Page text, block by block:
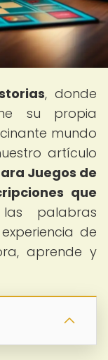
, donde
su propia
mundo
artículo
Juegos de
que
palabras
de
aprende y